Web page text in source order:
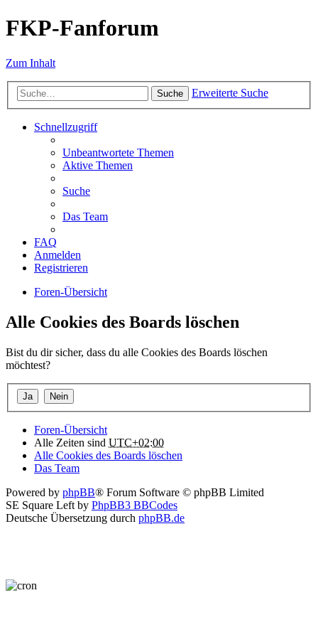
FKP-Fanforum
Zum Inhalt
Suche Erweiterte Suche
Schnellzugriff
Unbeantwortete Themen
Aktive Themen
Suche
Das Team
FAQ
Anmelden
Registrieren
Foren-Übersicht
Alle Cookies des Boards löschen
Bist du dir sicher, dass du alle Cookies des Boards löschen
möchtest?
Foren-Übersicht
Alle Zeiten sind UTC+02:00
Alle Cookies des Boards löschen
Das Team
Powered by phpBB® Forum Software © phpBB Limited
SE Square Left by PhpBB3 BBCodes
Deutsche Übersetzung durch phpBB.de